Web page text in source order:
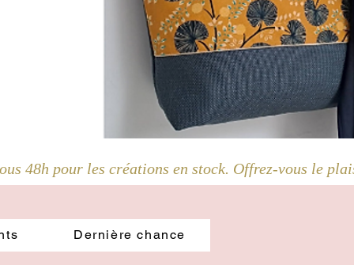
48h pour les créations en stock. Offrez-vous le
Dernière chance